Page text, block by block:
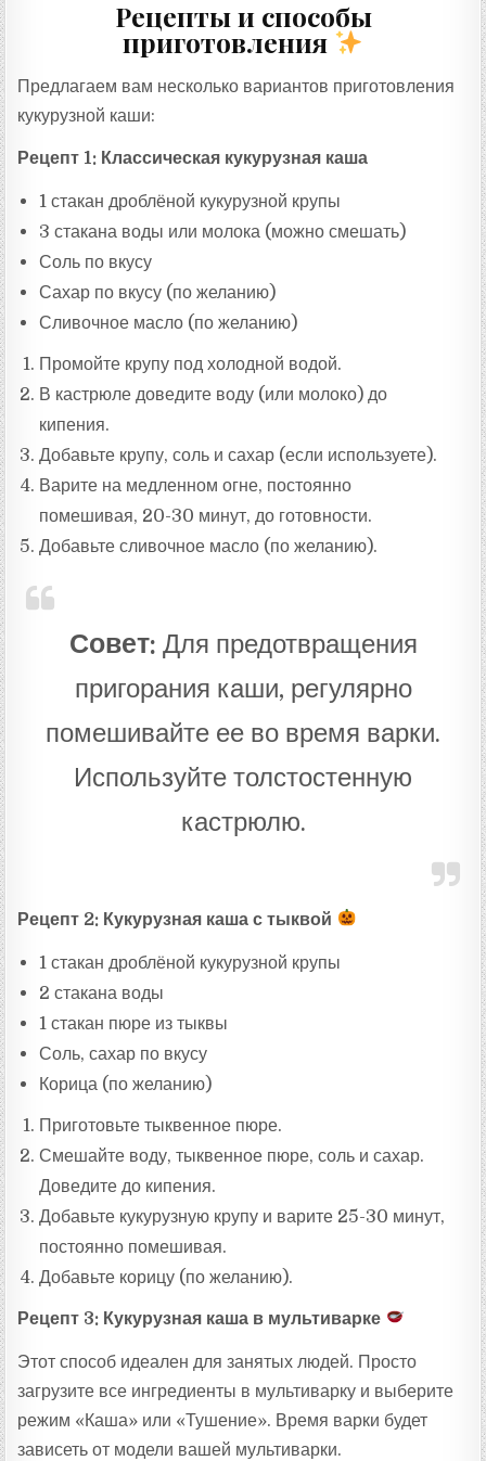
Рецепты и способы
приготовления
Предлагаем вам несколько вариантов приготовления
кукурузной каши:
Рецепт 1: Классическая кукурузная каша
1 стакан дроблёной кукурузной крупы
3 стакана воды или молока (можно смешать)
Соль по вкусу
Сахар по вкусу (по желанию)
Сливочное масло (по желанию)
Промойте крупу под холодной водой.
В кастрюле доведите воду (или молоко) до
кипения.
Добавьте крупу, соль и сахар (если используете).
Варите на медленном огне, постоянно
помешивая, 20-30 минут, до готовности.
Добавьте сливочное масло (по желанию).
Совет: Для предотвращения
пригорания каши, регулярно
помешивайте ее во время варки.
Используйте толстостенную
кастрюлю.
Рецепт 2: Кукурузная каша с тыквой
1 стакан дроблёной кукурузной крупы
2 стакана воды
1 стакан пюре из тыквы
Соль, сахар по вкусу
Корица (по желанию)
Приготовьте тыквенное пюре.
Смешайте воду, тыквенное пюре, соль и сахар.
Доведите до кипения.
Добавьте кукурузную крупу и варите 25-30 минут,
постоянно помешивая.
Добавьте корицу (по желанию).
Рецепт 3: Кукурузная каша в мультиварке
Этот способ идеален для занятых людей. Просто
загрузите все ингредиенты в мультиварку и выберите
режим «Каша» или «Тушение». Время варки будет
зависеть от модели вашей мультиварки.